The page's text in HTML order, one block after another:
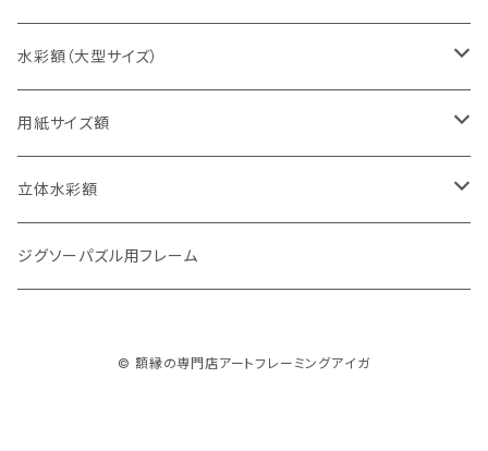
四切判（348×424ミリ）
大衣判（394×509ミリ）
半切判（424×545ミリ）
三三判（455×606ミリ）
スケッチ8Ｆ（520×595ミリ）
スケッチ10Ｆ（595×670ミリ）
15cm正方形（150×150ミリ）
20cm正方形（200×200ミリ）
25cm正方形（250×250ミリ）
30cm正方形（300×300ミリ）
15×30cm
20×40cm
25×50cm
30×60cm
水彩額（大型サイズ）
大判（660×850ミリ）
MO判（693×893ミリ）
特全判（780×1050ミリ）
用紙サイズ額
B5判（182×257ミリ）
A4判（210×297ミリ）
立体水彩額
インチ判（203×254ミリ）
ジグソーパズル用フレーム
© 額縁の専門店アートフレーミングアイガ